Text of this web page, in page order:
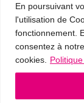
En poursuivant
l'utilisation de
fonctionnement.
consentez à
cookies.
Mentions Légales
Conditions
© 2019 - Cousins